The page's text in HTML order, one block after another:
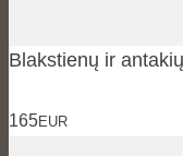
Blakstienų ir
165EUR